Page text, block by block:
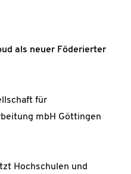
als neuer Föderierter
für
mbH Göttingen
Hochschulen und